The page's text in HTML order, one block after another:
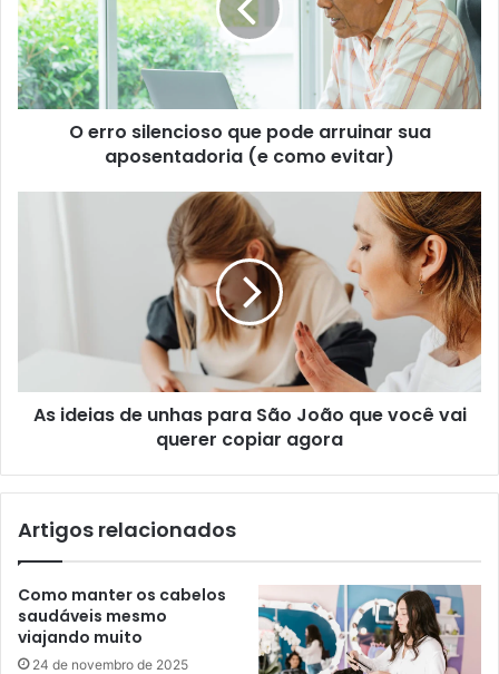
O erro silencioso que pode arruinar sua
aposentadoria (e como evitar)
As ideias de unhas para São João que você vai
querer copiar agora
Artigos relacionados
Como manter os cabelos
saudáveis mesmo
viajando muito
24 de novembro de 2025